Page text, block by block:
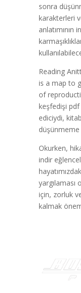
sonra
karakterleri
Reading
is a map to
of
keşfedişi pdf
ediciydi,
Okurken,
indir
yargılaması
için, zorluk
kalmak